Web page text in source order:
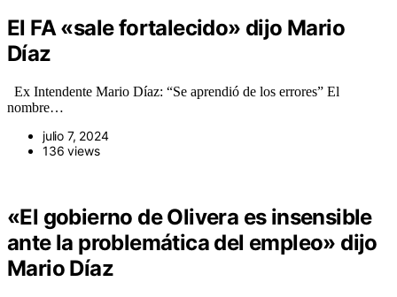
El FA «sale fortalecido» dijo Mario
Díaz
Ex Intendente Mario Díaz: “Se aprendió de los errores” El
nombre…
julio 7, 2024
136 views
«El gobierno de Olivera es insensible
ante la problemática del empleo» dijo
Mario Díaz